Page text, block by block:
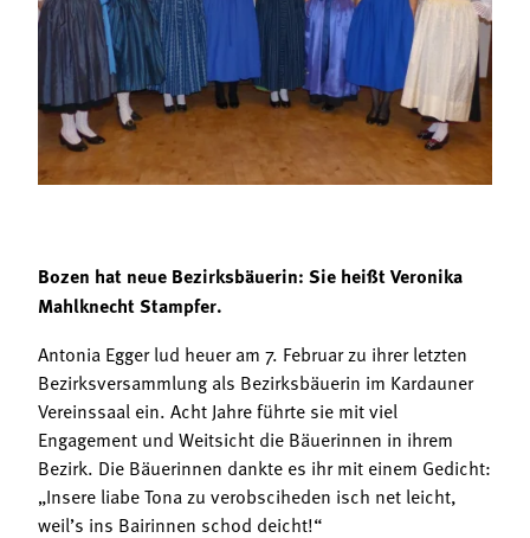
Mitgliedschaft
Landessekretariat
Bäuerliche Buffets
Hofgeschichten
Bozen hat neue Bezirksbäuerin: Sie heißt Veronika
Mahlknecht Stampfer.
Antonia Egger lud heuer am 7. Februar zu ihrer letzten
Bezirksversammlung als Bezirksbäuerin im Kardauner
Vereinssaal ein. Acht Jahre führte sie mit viel
Engagement und Weitsicht die Bäuerinnen in ihrem
Bezirk. Die Bäuerinnen dankte es ihr mit einem Gedicht:
„Insere liabe Tona zu verobsciheden isch net leicht,
weil’s ins Bairinnen schod deicht!“